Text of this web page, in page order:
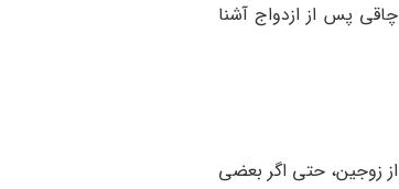
پس از ازدواج آشنا
زوجین، حتی اگر بعضی